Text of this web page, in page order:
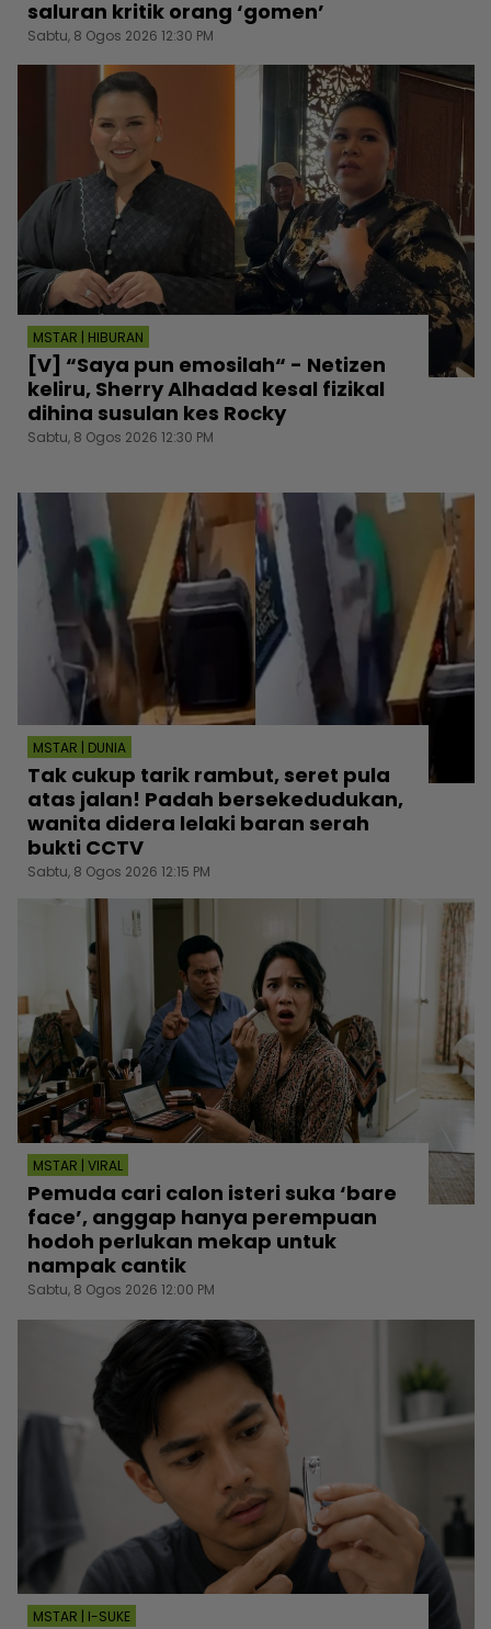
saluran kritik orang ‘gomen’
Sabtu, 8 Ogos 2026 12:30 PM
MSTAR | HIBURAN
[V] “Saya pun emosilah“ - Netizen
keliru, Sherry Alhadad kesal fizikal
dihina susulan kes Rocky
Sabtu, 8 Ogos 2026 12:30 PM
MSTAR | DUNIA
Tak cukup tarik rambut, seret pula
atas jalan! Padah bersekedudukan,
wanita didera lelaki baran serah
bukti CCTV
Sabtu, 8 Ogos 2026 12:15 PM
MSTAR | VIRAL
Pemuda cari calon isteri suka ‘bare
face’, anggap hanya perempuan
hodoh perlukan mekap untuk
nampak cantik
Sabtu, 8 Ogos 2026 12:00 PM
MSTAR | I-SUKE